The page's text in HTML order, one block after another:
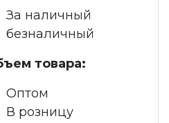
За наличный
безналичный
товара:
Оптом
В розницу